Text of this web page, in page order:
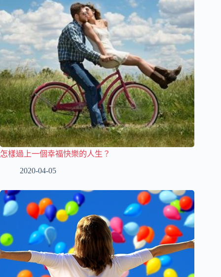
怎樣過上一個幸福快樂的人生？
2020-04-05